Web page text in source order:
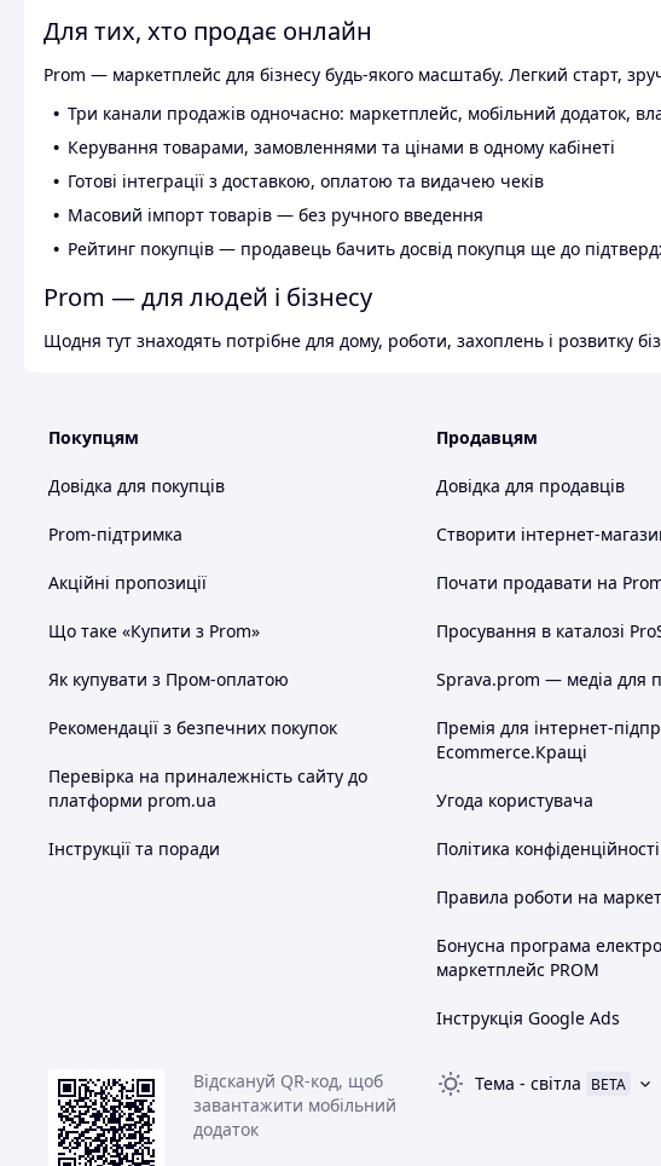
Для тих, хто продає онлайн
Prom — маркетплейс для бізнесу будь-якого масштабу. Легкий старт,
Три канали продажів одночасно: маркетплейс, мобільний додаток,
Керування товарами, замовленнями та цінами в одному кабінеті
Готові інтеграції з доставкою, оплатою та видачею чеків
Масовий імпорт товарів — без ручного введення
Рейтинг покупців — продавець бачить досвід покупця ще до
Prom — для людей і бізнесу
Щодня тут знаходять потрібне для дому, роботи, захоплень і розвитку
Покупцям
Довідка для покупців
Prom-підтримка
Акційні пропозиції
Що таке «Купити з Prom»
Як купувати з Пром-оплатою
Рекомендації з безпечних покупок
Перевірка на приналежність сайту до
платформи prom.ua
Інструкції та поради
Продавцям
Довідка для продавців
Створити інтернет-
Почати продавати на
Просування в каталозі
Sprava.prom — медіа для
Премія для інтернет-
Ecommerce.Кращі
Угода користувача
Політика конфіденційності
Правила роботи на
Бонусна програма
маркетплейс PROM
Інструкція Google Ads
Відскануй QR-код, щоб
завантажити мобільний
додаток
Тема - світла BETA